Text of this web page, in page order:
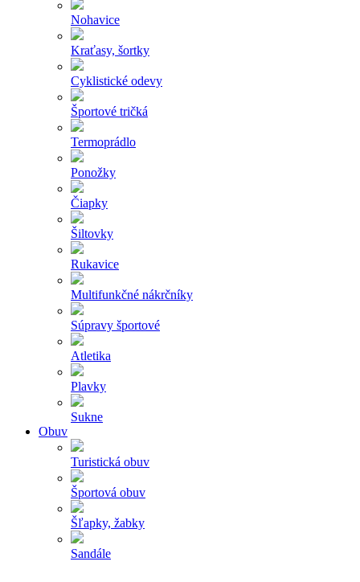
Nohavice
Kraťasy, šortky
Cyklistické odevy
Športové tričká
Termoprádlo
Ponožky
Čiapky
Šiltovky
Rukavice
Multifunkčné nákrčníky
Súpravy športové
Atletika
Plavky
Sukne
Obuv
Turistická obuv
Športová obuv
Šľapky, žabky
Sandále